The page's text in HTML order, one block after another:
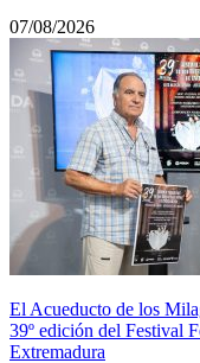
07/08/2026
El Acueducto de los
39º edición del Festival
Extremadura